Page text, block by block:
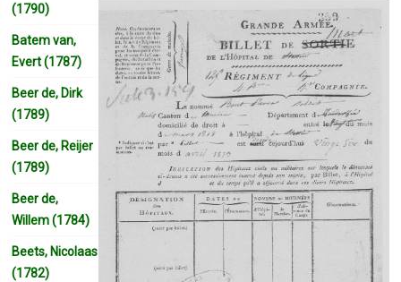
(1790)
Batem van,
Evert (1787)
Beer de, Dirk
(1789)
Beer de, Reijer
(1789)
Beer de,
Willem (1784)
Beets, Nicolaas
(1782)